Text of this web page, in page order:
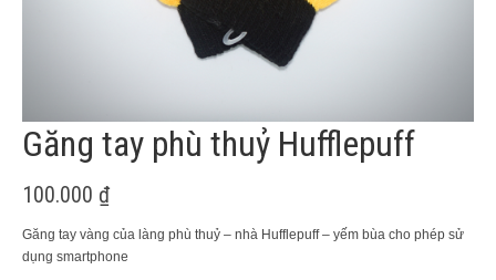
Găng tay phù thuỷ Hufflepuff
100.000 ₫
Găng tay vàng của làng phù thuỷ – nhà Hufflepuff – yếm bùa cho phép sử
dụng smartphone